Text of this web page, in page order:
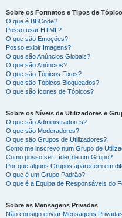
Sobre os Formatos e Tipos de
O que é BBCode?
Posso usar HTML?
O que são Emoções?
Posso exibir Imagens?
O que são Anúncios Globais?
O que são Anúncios?
O que são Tópicos Fixos?
O que são Tópicos Bloqueados?
O que são ícones de Tópicos?
Sobre os Níveis de Utilizadores e
O que são Administradores?
O que são Moderadores?
O que são Grupos de Utilizadores?
Como me inscrevo num Grupo de
Como posso ser Líder de um Grupo?
Por que alguns Grupos aparecem em
O que é um Grupo Padrão?
O que é a Equipa de Responsáveis do
Sobre as Mensagens Privadas
Não consigo enviar Mensagens